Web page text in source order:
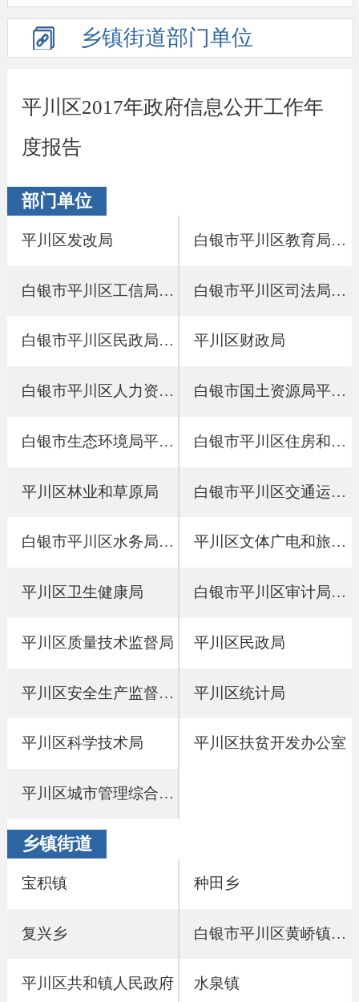
乡镇街道部门单位
平川区2017年政府信息公开工作年
度报告
部门单位
平川区发改局 白银市平川区教育局2017年政府信息公开工作年度报告
白银市平川区工信局 2017年政府信息公开工作年度报告 白银市平川区司法局2017年政府信息公开工作年度报告
白银市平川区民政局 2017年政府信息公开工作“成绩单” 平川区财政局
白银市平川区人力资源和社会保障局 2017年政府信息公开工作年度报告 白银市国土资源局平川分局
白银市生态环境局平川分局 白银市平川区住房和城乡建设局2017年政府信息公开工作年度报告
平川区林业和草原局 白银市平川区交通运输局2017年政府信息公开工作年度报告
白银市平川区水务局2017年政府信息公开工作年度报告 平川区文体广电和旅游局
平川区卫生健康局 白银市平川区审计局2017年政府信息公开工作年度报告
平川区质量技术监督局 平川区民政局
平川区安全生产监督管理局 平川区统计局
平川区科学技术局 平川区扶贫开发办公室
平川区城市管理综合执法局
乡镇街道
宝积镇 种田乡
复兴乡 白银市平川区黄峤镇人民政府
平川区共和镇人民政府 水泉镇